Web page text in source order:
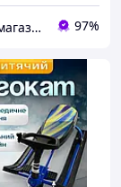
Інтернет-магазин підгузників та побутової хімії VIKI Home 97%